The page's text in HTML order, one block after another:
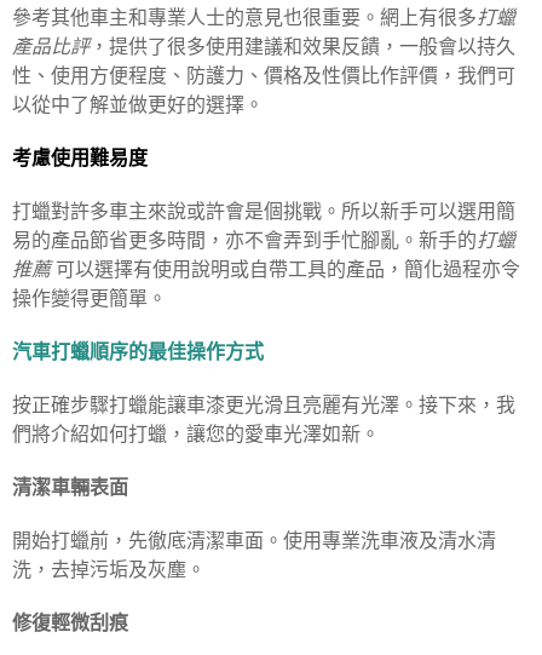
參考其他車主和專業人士的意見也很重要。網上有很多打蠟
產品比評，提供了很多使用建議和效果反饋，一般會以持久
性、使用方便程度、防護力、價格及性價比作評價，我們可
以從中了解並做更好的選擇。
考慮使用難易度
打蠟對許多車主來說或許會是個挑戰。所以新手可以選用簡
易的產品節省更多時間，亦不會弄到手忙腳亂。新手的打蠟
推薦可以選擇有使用說明或自帶工具的產品，簡化過程亦令
操作變得更簡單。
汽車打蠟順序的最佳操作方式
按正確步驟打蠟能讓車漆更光滑且亮麗有光澤。接下來，我
們將介紹如何打蠟，讓您的愛車光澤如新。
清潔車輛表面
開始打蠟前，先徹底清潔車面。使用專業洗車液及清水清
洗，去掉污垢及灰塵。
修復輕微刮痕